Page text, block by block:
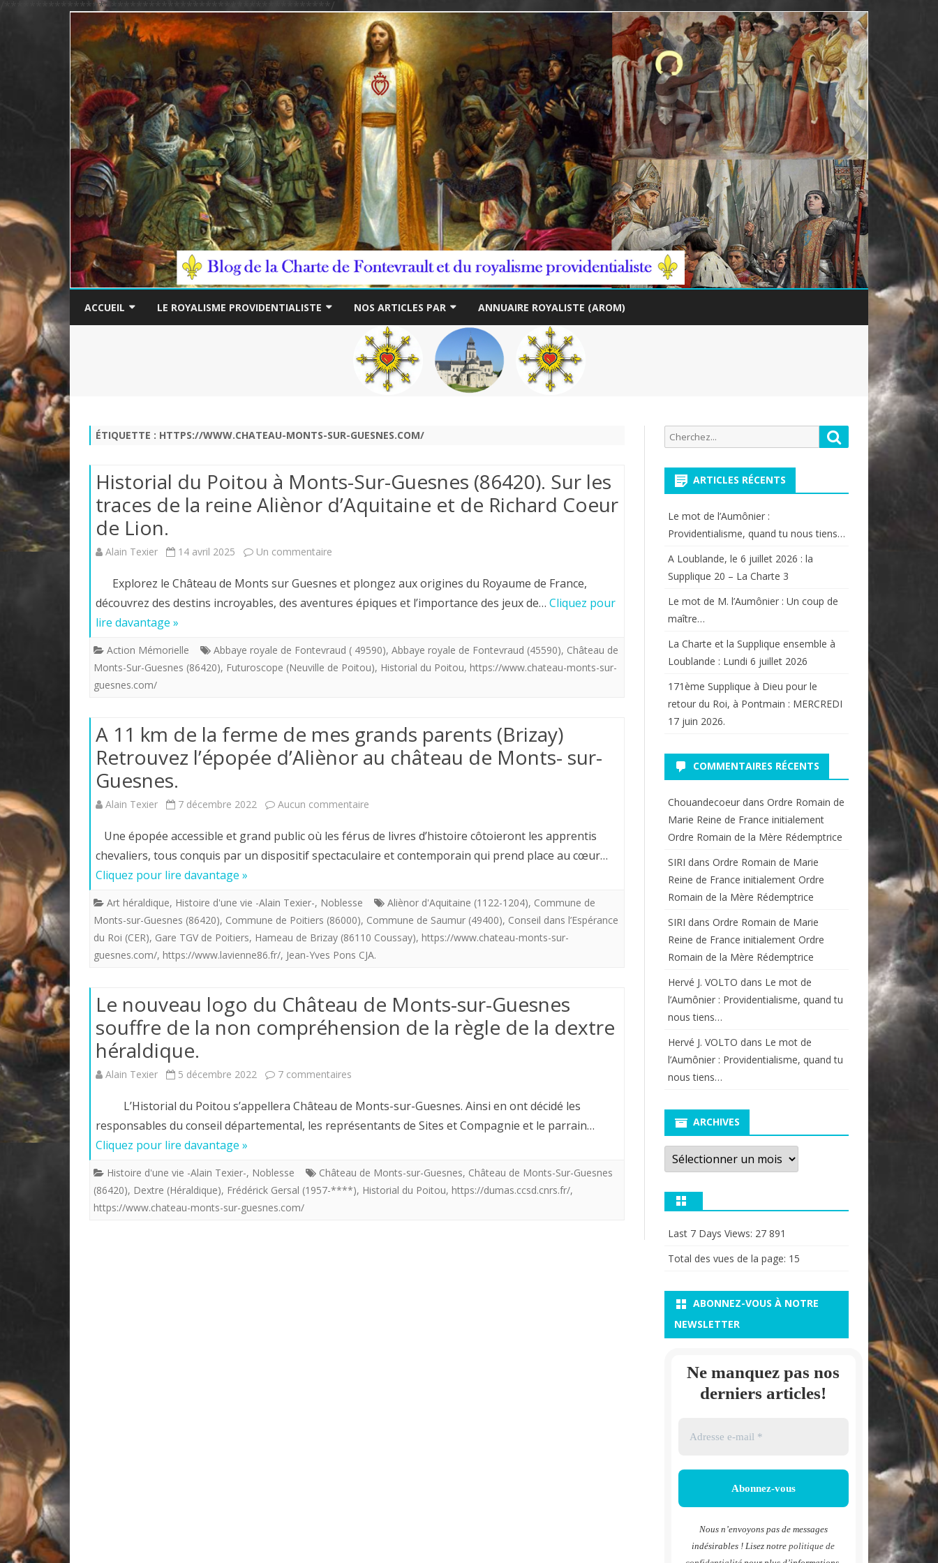
/****************************************************/
to
ACCUEIL LE ROYALISME PROVIDENTIALISTE NOS ARTICLES PAR
THÉME
AUTEUR
ANNUAIRE ROYALISTE (AROM)
ÉTIQUETTE : HTTPS://WWW.CHATEAU-MONTS-SUR-GUESNES.COM/
Historial du Poitou à Monts-Sur-Guesnes (86420). Sur les
traces de la reine Aliènor d’Aquitaine et de Richard Coeur
de Lion.
Alain Texier 14 avril 2025 Un commentaire
du
à
Monts-
(86420).
de
Aliènor
d’Aquitaine
Richard
Coeur
Explorez le Château de Monts sur Guesnes et plongez aux origines du Royaume de France,
découvrez des destins incroyables, des aventures épiques et l’importance des jeux de… Cliquez pour
lire davantage »
Action Mémorielle Abbaye royale de Fontevraud ( 49590), Abbaye royale de Fontevraud (45590), Château de
Monts-Sur-Guesnes (86420), Futuroscope (Neuville de Poitou), Historial du Poitou, https://www.chateau-monts-sur-
guesnes.com/
A 11 km de la ferme de mes grands parents (Brizay)
Retrouvez l’épopée d’Aliènor au château de Monts- sur-
Guesnes.
Alain Texier 7 décembre 2022 Aucun commentaire
11
de
la
ferme
mes
grands
l’épopée
au
château
Une épopée accessible et grand public où les férus de livres d’histoire côtoieront les apprentis
chevaliers, tous conquis par un dispositif spectaculaire et contemporain qui prend place au cœur…
Cliquez pour lire davantage »
Art héraldique, Histoire d'une vie -Alain Texier-, Noblesse Aliènor d'Aquitaine (1122-1204), Commune de
Monts-sur-Guesnes (86420), Commune de Poitiers (86000), Commune de Saumur (49400), Conseil dans l’Espérance
du Roi (CER), Gare TGV de Poitiers, Hameau de Brizay (86110 Coussay), https://www.chateau-monts-sur-
guesnes.com/, https://www.lavienne86.fr/, Jean-Yves Pons CJA.
Le nouveau logo du Château de Monts-sur-Guesnes
souffre de la non compréhension de la règle de la dextre
héraldique.
Alain Texier 5 décembre 2022 7 commentaires
nouveau
du
Château
L’Historial du Poitou s’appellera Château de Monts-sur-Guesnes. Ainsi en ont décidé les
responsables du conseil départemental, les représentants de Sites et Compagnie et le parrain…
Cliquez pour lire davantage »
Histoire d'une vie -Alain Texier-, Noblesse Château de Monts-sur-Guesnes, Château de Monts-Sur-Guesnes
(86420), Dextre (Héraldique), Frédérick Gersal (1957-****), Historial du Poitou, https://dumas.ccsd.cnrs.fr/,
https://www.chateau-monts-sur-guesnes.com/
Recherche
pour:
Rechercher
ARTICLES RÉCENTS
Le mot de l’Aumônier :
Providentialisme, quand tu nous tiens…
A Loublande, le 6 juillet 2026 : la
Supplique 20 – La Charte 3
Le mot de M. l’Aumônier : Un coup de
maître…
La Charte et la Supplique ensemble à
Loublande : Lundi 6 juillet 2026
171ème Supplique à Dieu pour le
retour du Roi, à Pontmain : MERCREDI
17 juin 2026.
COMMENTAIRES RÉCENTS
Chouandecoeurdans Ordre Romain de
Marie Reine de France initialement
Ordre Romain de la Mère Rédemptrice
SIRI dans Ordre Romain de Marie
Reine de France initialement Ordre
Romain de la Mère Rédemptrice
SIRI dans Ordre Romain de Marie
Reine de France initialement Ordre
Romain de la Mère Rédemptrice
Hervé J. VOLTO dans Le mot de
l’Aumônier : Providentialisme, quand tu
nous tiens…
Hervé J. VOLTO dans Le mot de
l’Aumônier : Providentialisme, quand tu
nous tiens…
ARCHIVES
Archives
Last 7 Days Views: 27 891
Total des vues de la page: 15
ABONNEZ-VOUS À NOTRE
NEWSLETTER
Ne manquez pas nos
derniers articles!
Nous n’envoyons pas de messages
indésirables ! Lisez notrepolitique de